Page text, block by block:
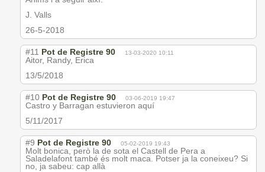
J. Valls
26-5-2018
#11 Pot de Registre 90 13-03-2020 10:11
Aitor, Randy, Erica
13/5/2018
#10 Pot de Registre 90 03-06-2019 19:47
Castro y Barragan estuvieron aquí
5/11/2017
#9 Pot de Registre 90 05-02-2019 19:43
Molt bonica, però la de sota el Castell de Pera a
Saladelafont també és molt maca. Potser ja la coneixeu? Si
no, ja sabeu: cap allà